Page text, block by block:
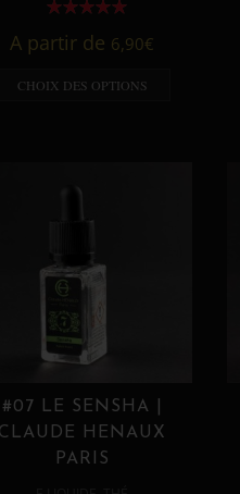
A partir de 6,90€
CHOIX DES OPTIONS
#07 LE SENSHA |
CLAUDE HENAUX
PARIS